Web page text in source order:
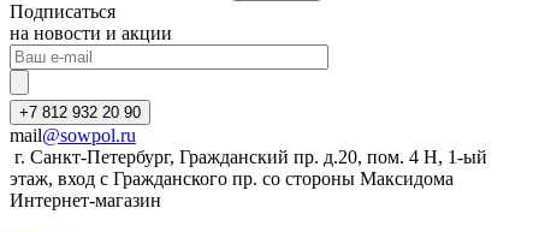
Подписаться
на новости и акции
+7 812 932 20 90
mail@sowpol.ru
г. Санкт-Петербург, Гражданский пр. д.20, пом. 4 Н, 1-ый
этаж, вход с Гражданского пр. со стороны Максидома
Интернет-магазин